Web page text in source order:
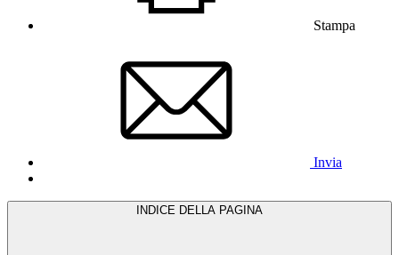
Stampa
Invia
INDICE DELLA PAGINA